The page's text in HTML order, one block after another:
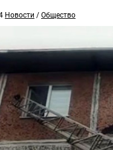
Новости /Общество